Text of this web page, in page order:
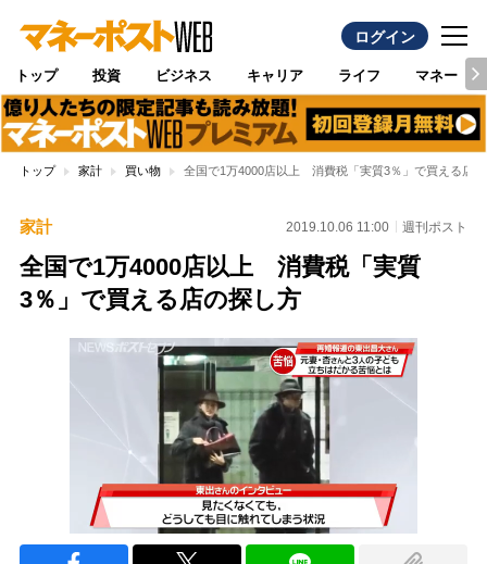
ログイン
トップ 投資 ビジネス キャリア ライフ マネー
トップ 家計 買い物 全国で1万4000店以上 消費税「実質3％」で買える店
家計 2019.10.06 11:00 週刊ポスト
全国で1万4000店以上 消費税「実質
3％」で買える店の探し方